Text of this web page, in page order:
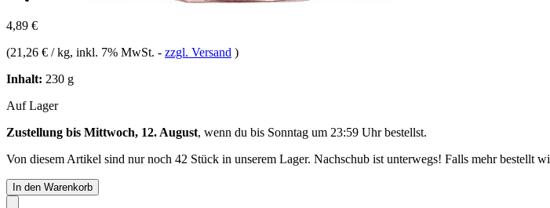
4,89 €
(21,26 € / kg, inkl. 7% MwSt. - zzgl. Versand )
Inhalt: 230 g
Auf Lager
Zustellung bis Mittwoch, 12. August, wenn du bis Sonntag um 23:59 Uhrbestellst.
Von diesem Artikel sind nur noch 42 Stück in unserem Lager. Nachschub ist unterwegs! Falls mehr bestellt
In den Warenkorb